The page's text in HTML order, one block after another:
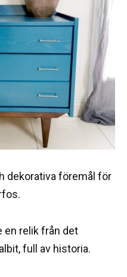
dekorativa föremål för
en relik från det
full av historia.